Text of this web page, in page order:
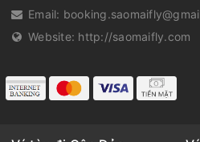
Chí Minh, Việt Nam
1900599997
Website:http://saomaifly.com